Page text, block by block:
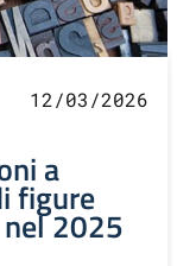
12/03/2026
a
figure
2025